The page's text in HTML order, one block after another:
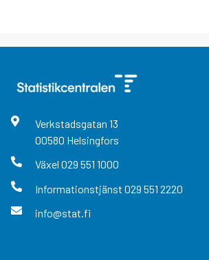
Verkstadsgatan 13
00580 Helsingfors
Växel 029 551 1000
Informationstjänst 029 551 2220
info@stat.fi